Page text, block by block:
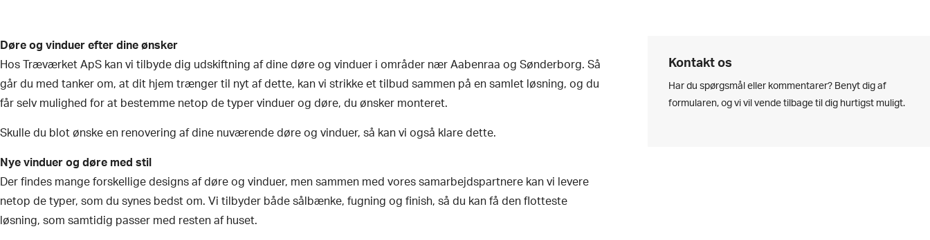
Døre og vinduer efter dine ønsker
Hos Træværket ApS kan vi tilbyde dig udskiftning af dine døre og vinduer i områder nær Aabenraa og Sønderborg. Så
går du med tanker om, at dit hjem trænger til nyt af dette, kan vi strikke et tilbud sammen på en samlet løsning, og du
får selv mulighed for at bestemme netop de typer vinduer og døre, du ønsker monteret.
​Skulle du blot ønske en renovering af dine nuværende døre og vinduer, så kan vi også klare dette.
Nye vinduer og døre med stil
Der findes mange forskellige designs af døre og vinduer, men sammen med vores samarbejdspartnere kan vi levere
netop de typer, som du synes bedst om. Vi tilbyder både sålbænke, fugning og finish, så du kan få den flotteste
løsning, som samtidig passer med resten af huset.
Kontakt os
Har du spørgsmål eller kommentarer? Benyt dig af
formularen, og vi vil vende tilbage til dig hurtigst muligt.